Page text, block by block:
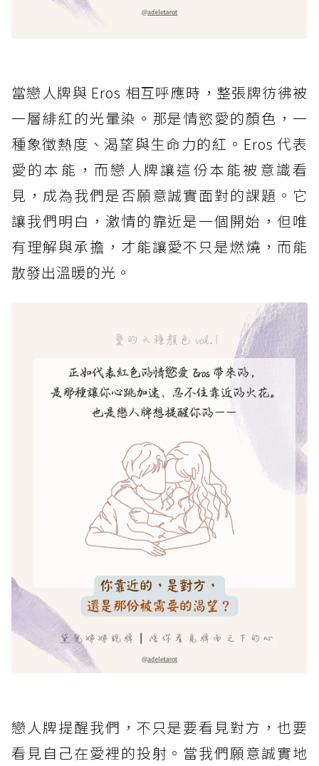
當戀人牌與 Eros 相互呼應時，整張牌彷彿被
一層緋紅的光暈染。那是情慾愛的顏色，一
種象徵熱度、渴望與生命力的紅。Eros 代表
愛的本能，而戀人牌讓這份本能被意識看
見，成為我們是否願意誠實面對的課題。它
讓我們明白，激情的靠近是一個開始，但唯
有理解與承擔，才能讓愛不只是燃燒，而能
散發出溫暖的光。
戀人牌提醒我們，不只是要看見對方，也要
看見自己在愛裡的投射。當我們願意誠實地